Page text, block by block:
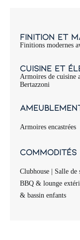
Finition et
Finitions modernes
Cuisine et
Armoires de cuisine
Bertazzoni
Armoires encastrées
Commodités
Clubhouse | Salle
BBQ & lounge
& bassin enfants